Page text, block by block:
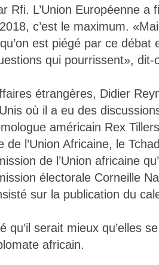
Rfi. L’Union Européenne a
c’est le maximum.
est piégé par ce débat
qui pourrissent»,
étrangères, Didier
où il a eu des
américain Rex
de l’Union Africaine, le
de l’Union africaine
électorale Corneille
sur la publication du
qu’il serait mieux qu’elles
africain.